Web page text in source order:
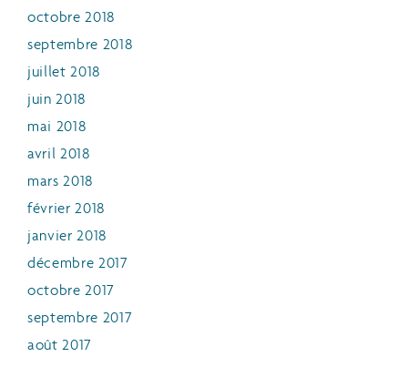
octobre 2018
septembre 2018
juillet 2018
juin 2018
mai 2018
avril 2018
mars 2018
février 2018
janvier 2018
décembre 2017
octobre 2017
septembre 2017
août 2017